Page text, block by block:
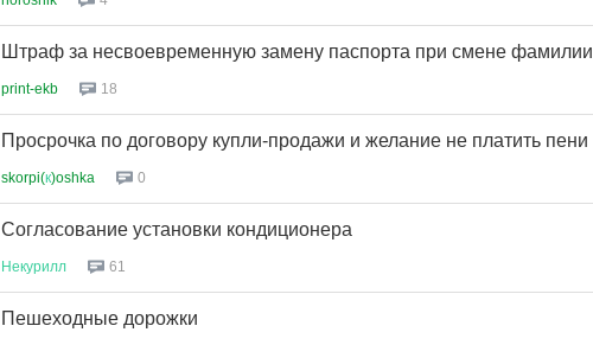
Штраф за несвоевременную замену паспорта при смене фамилии
print-ekb 18
Просрочка по договору купли-продажи и желание не платить пени
skorpi(к)oshka 0
Согласование установки кондиционера
Некурилл 61
Пешеходные дорожки